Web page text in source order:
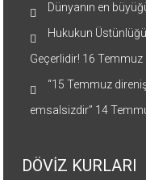
Dünyanın en
Hukukun
Geçerlidir! 16 Temmuz
“15 Temmuz
emsalsizdir” 14
DÖVİZ KURLARI